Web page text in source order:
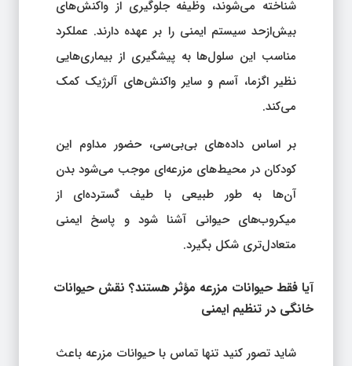
شناخته می‌شوند، وظیفه جلوگیری از واکنش‌های
بیش‌ازحد سیستم ایمنی را بر عهده دارند. عملکرد
مناسب این سلول‌ها به پیشگیری از بیماری‌هایی
نظیر اگزما، آسم و سایر واکنش‌های آلرژیک کمک
می‌کند.
بر اساس داده‌های بی‌بی‌سی، حضور مداوم این
کودکان در محیط‌های مزرعه‌ای موجب می‌شود بدن
آن‌ها به طور طبیعی با طیف گسترده‌ای از
میکروب‌های حیوانی آشنا شود و پاسخ ایمنی
متعادل‌تری شکل بگیرد.
آیا فقط حیوانات مزرعه مؤثر هستند؟ نقش حیوانات
خانگی در تنظیم ایمنی
شاید تصور کنید تنها تماس با حیوانات مزرعه باعث